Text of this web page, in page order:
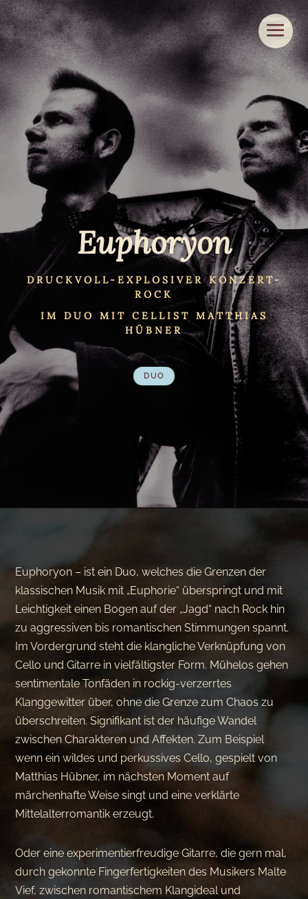
Euphoryon
DRUCKVOLL-EXPLOSIVER KONZERT-
ROCK
IM DUO MIT CELLIST MATTHIAS
HÜBNER
DUO
Euphoryon – ist ein Duo, welches die Grenzen der
klassischen Musik mit „Euphorie“ überspringt und mit
Leichtigkeit einen Bogen auf der „Jagd“ nach Rock hin
zu aggressiven bis romantischen Stimmungen spannt.
Im Vordergrund steht die klangliche Verknüpfung von
Cello und Gitarre in vielfältigster Form. Mühelos gehen
sentimentale Tonfäden in rockig-verzerrtes
Klanggewitter über, ohne die Grenze zum Chaos zu
überschreiten. Signifikant ist der häufige Wandel
zwischen Charakteren und Affekten. Zum Beispiel
wenn ein wildes und perkussives Cello, gespielt von
Matthias Hübner, im nächsten Moment auf
märchenhafte Weise singt und eine verklärte
Mittelalterromantik erzeugt.
Oder eine experimentierfreudige Gitarre, die gern mal,
durch gekonnte Fingerfertigkeiten des Musikers Malte
Vief, zwischen romantischem Klangideal und